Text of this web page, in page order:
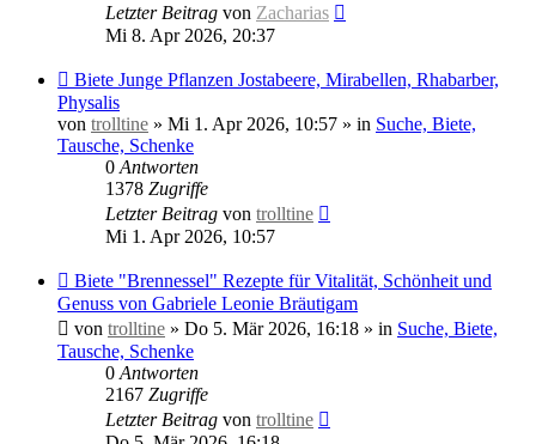
Letzter Beitrag von Zacharias
Mi 8. Apr 2026, 20:37
Neuer
Beitrag
Biete Junge Pflanzen Jostabeere, Mirabellen, Rhabarber,
Physalis
von trolltine » Mi 1. Apr 2026, 10:57 » in Suche, Biete,
Tausche, Schenke
0 Antworten
1378 Zugriffe
Letzter Beitrag von trolltine
Mi 1. Apr 2026, 10:57
Neuer
Beitrag
Biete "Brennessel" Rezepte für Vitalität, Schönheit und
Genuss von Gabriele Leonie Bräutigam
von trolltine » Do 5. Mär 2026, 16:18 » in Suche, Biete,
Tausche, Schenke
0 Antworten
2167 Zugriffe
Letzter Beitrag von trolltine